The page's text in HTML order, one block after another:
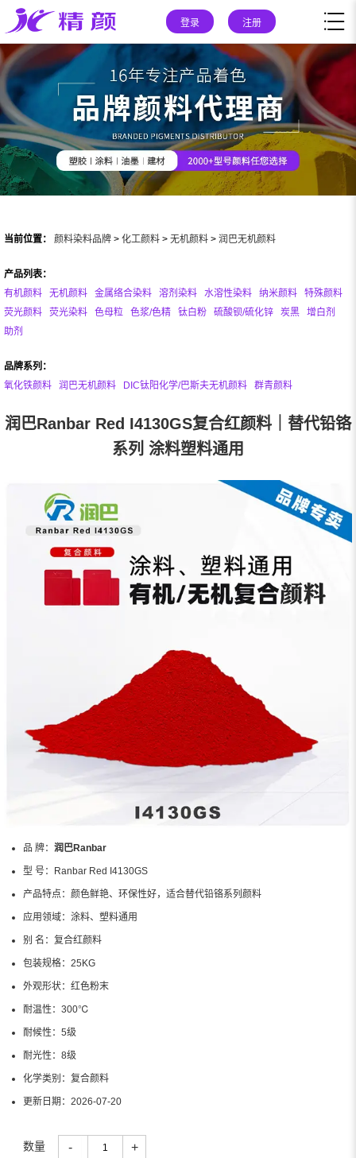
登录 注册
当前位置： 颜料染料品牌 > 化工颜料 > 无机颜料 > 润巴无机颜料
产品列表：
有机颜料
无机颜料 金属络合染料 溶剂染料 水溶性染料 纳米颜料
特殊颜料
荧光颜料
荧光染料 色母粒 色浆/色精 钛白粉 硫酸钡/硫化锌 炭黑
增白剂
助剂
品牌系列：
氧化铁颜料
润巴无机颜料 DIC钛阳化学/巴斯夫无机颜料 群青颜料
润巴Ranbar Red I4130GS复合红颜料｜替代铅铬
系列 涂料塑料通用
品 牌： 润巴Ranbar
型 号： Ranbar Red I4130GS
产品特点： 颜色鲜艳、环保性好，适合替代铅铬系列颜料
应用领域： 涂料、塑料通用
别 名： 复合红颜料
包装规格： 25KG
外观形状： 红色粉末
耐温性： 300℃
耐候性： 5级
耐光性： 8级
化学类别： 复合颜料
更新日期： 2026-07-20
数量 - +